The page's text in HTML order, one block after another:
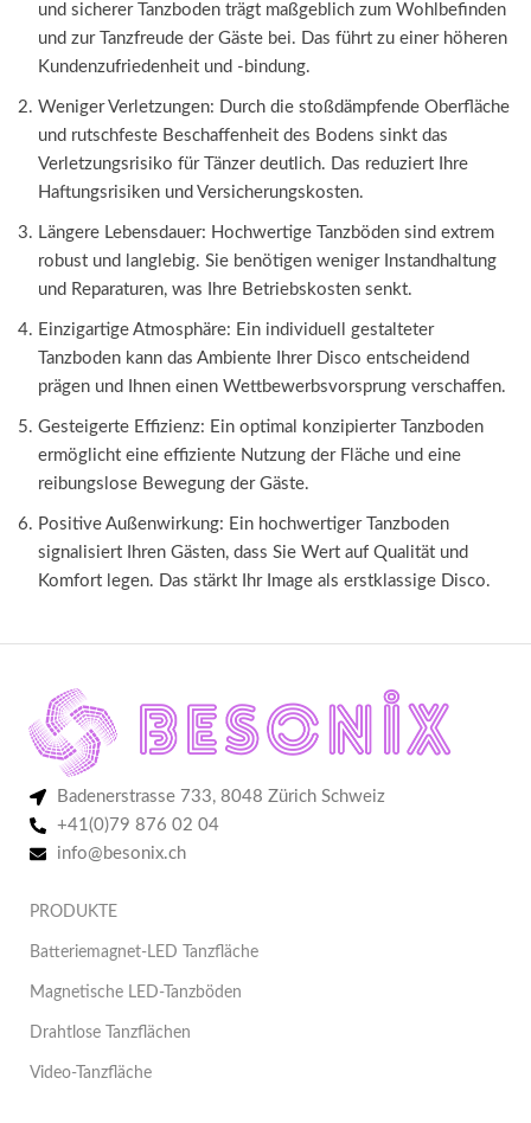
und sicherer Tanzboden trägt maßgeblich zum Wohlbefinden
und zur Tanzfreude der Gäste bei. Das führt zu einer höheren
Kundenzufriedenheit und -bindung.
Weniger Verletzungen: Durch die stoßdämpfende Oberfläche
und rutschfeste Beschaffenheit des Bodens sinkt das
Verletzungsrisiko für Tänzer deutlich. Das reduziert Ihre
Haftungsrisiken und Versicherungskosten.
Längere Lebensdauer: Hochwertige Tanzböden sind extrem
robust und langlebig. Sie benötigen weniger Instandhaltung
und Reparaturen, was Ihre Betriebskosten senkt.
Einzigartige Atmosphäre: Ein individuell gestalteter
Tanzboden kann das Ambiente Ihrer Disco entscheidend
prägen und Ihnen einen Wettbewerbsvorsprung verschaffen.
Gesteigerte Effizienz: Ein optimal konzipierter Tanzboden
ermöglicht eine effiziente Nutzung der Fläche und eine
reibungslose Bewegung der Gäste.
Positive Außenwirkung: Ein hochwertiger Tanzboden
signalisiert Ihren Gästen, dass Sie Wert auf Qualität und
Komfort legen. Das stärkt Ihr Image als erstklassige Disco.
Badenerstrasse 733, 8048 Zürich Schweiz
+41(0)79 876 02 04
info@besonix.ch
PRODUKTE
Batteriemagnet-LED Tanzfläche
Magnetische LED-Tanzböden
Drahtlose Tanzflächen
Video-Tanzfläche